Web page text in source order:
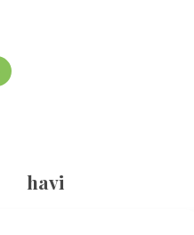
havi